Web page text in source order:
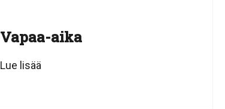
Vapaa-aika
Lue lisää